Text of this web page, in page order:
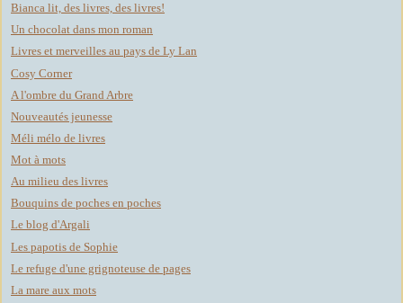
Bianca lit, des livres, des livres!
Un chocolat dans mon roman
Livres et merveilles au pays de Ly Lan
Cosy Corner
A l'ombre du Grand Arbre
Nouveautés jeunesse
Méli mélo de livres
Mot à mots
Au milieu des livres
Bouquins de poches en poches
Le blog d'Argali
Les papotis de Sophie
Le refuge d'une grignoteuse de pages
La mare aux mots